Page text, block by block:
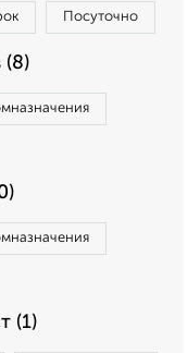
Посуточно
(8)
(1)